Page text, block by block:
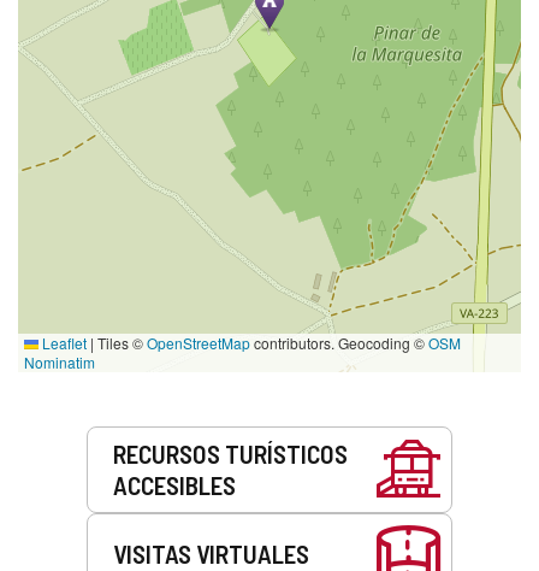
Leaflet | Tiles ©OpenStreetMapcontributors. Geocoding ©OSM
Nominatim
RECURSOS TURÍSTICOS
ACCESIBLES
VISITAS VIRTUALES